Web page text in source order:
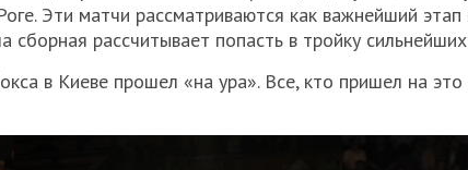
Эти матчи рассматриваются как важнейший
рассчитывает попасть в тройку
в Киеве прошел «на ура». Все, кто пришел на